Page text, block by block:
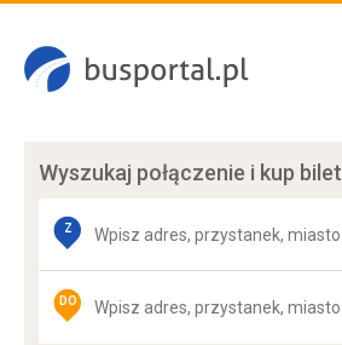
Wyszukaj połączenie i kup bilet
Z
DO